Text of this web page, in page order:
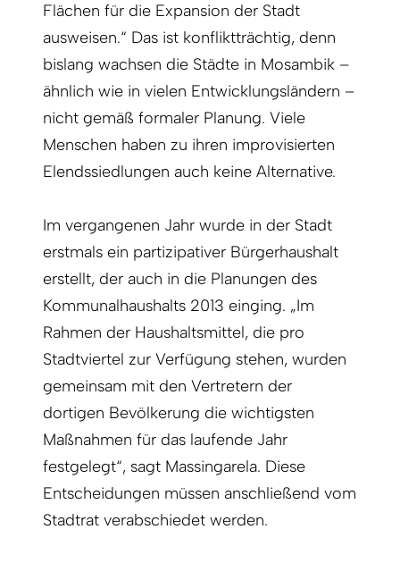
Flächen für die Expansion der Stadt
ausweisen.“ Das ist konfliktträchtig, denn
bislang wachsen die Städte in Mosambik –
ähnlich wie in vielen Entwicklungsländern –
nicht gemäß formaler Planung. Viele
Menschen haben zu ihren improvisierten
Elendssiedlungen auch keine Alternative.
Im vergangenen Jahr wurde in der Stadt
erstmals ein partizipativer Bürgerhaushalt
erstellt, der auch in die Planungen des
Kommunalhaushalts 2013 einging. „Im
Rahmen der Haushaltsmittel, die pro
Stadtviertel zur Verfügung stehen, wurden
gemeinsam mit den Vertretern der
dortigen Bevölkerung die wichtigsten
Maßnahmen für das laufende Jahr
festgelegt“, sagt Massingarela. Diese
Entscheidungen müssen anschließend vom
Stadtrat verabschiedet werden.